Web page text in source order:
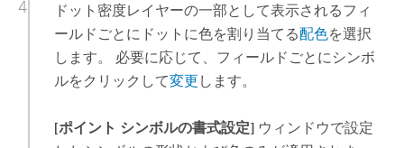
ドット密度レイヤーの一部として表示されるフィ
ールドごとにドットに色を割り当てる配色を選択
します。 必要に応じて、フィールドごとにシンボ
ルをクリックして変更 します。
[ポイント シンボルの書式設定]ウィンドウで設定